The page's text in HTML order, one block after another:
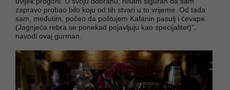
zapravo probao bilo koju od tih stvari u to vrijeme. Od tada
sam, međutim, počeo da poštujem Kafanin pasulj i ćevape.
(Jagnjeća rebra se ponekad pojavljuju kao specijalitet)",
navodi ovaj gurman.